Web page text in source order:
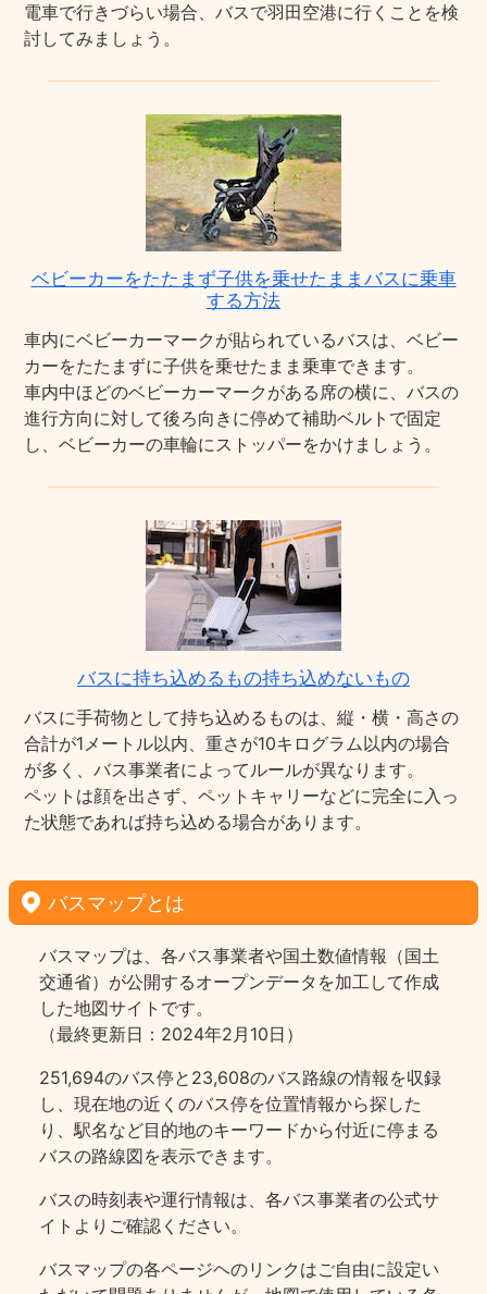
電車で行きづらい場合、バスで羽田空港に行くことを検
討してみましょう。
ベビーカーをたたまず子供を乗せたままバスに乗車
する方法
車内にベビーカーマークが貼られているバスは、ベビー
カーをたたまずに子供を乗せたまま乗車できます。
車内中ほどのベビーカーマークがある席の横に、バスの
進行方向に対して後ろ向きに停めて補助ベルトで固定
し、ベビーカーの車輪にストッパーをかけましょう。
バスに持ち込めるもの持ち込めないもの
バスに手荷物として持ち込めるものは、縦・横・高さの
合計が1メートル以内、重さが10キログラム以内の場合
が多く、バス事業者によってルールが異なります。
ペットは顔を出さず、ペットキャリーなどに完全に入っ
た状態であれば持ち込める場合があります。
バスマップとは
バスマップは、各バス事業者や国土数値情報（国土
交通省）が公開するオープンデータを加工して作成
した地図サイトです。
（最終更新日：2024年2月10日）
251,694のバス停と23,608のバス路線の情報を収録
し、現在地の近くのバス停を位置情報から探した
り、駅名など目的地のキーワードから付近に停まる
バスの路線図を表示できます。
バスの時刻表や運行情報は、各バス事業者の公式サ
イトよりご確認ください。
バスマップの各ページヘのリンクはご自由に設定い